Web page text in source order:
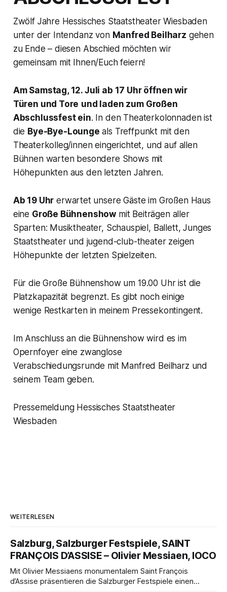
Zwölf Jahre Hessisches Staatstheater Wiesbaden
unter der Intendanz von Manfred Beilharz gehen
zu Ende – diesen Abschied möchten wir
gemeinsam mit Ihnen/Euch feiern!
Am Samstag, 12. Juli ab 17 Uhr öffnen wir
Türen und Tore und laden zum Großen
Abschlussfest ein. In den Theaterkolonnaden ist
die Bye-Bye-Lounge als Treffpunkt mit den
Theaterkolleg/innen eingerichtet, und auf allen
Bühnen warten besondere Shows mit
Höhepunkten aus den letzten Jahren.
Ab 19 Uhr erwartet unsere Gäste im Großen Haus
eine Große Bühnenshow mit Beiträgen aller
Sparten: Musiktheater, Schauspiel, Ballett, Junges
Staatstheater und jugend-club-theater zeigen
Höhepunkte der letzten Spielzeiten.
Für die Große Bühnenshow um 19.00 Uhr ist die
Platzkapazität begrenzt. Es gibt noch einige
wenige Restkarten in meinem Pressekontingent.
Im Anschluss an die Bühnenshow wird es im
Opernfoyer eine zwanglose
Verabschiedungsrunde mit Manfred Beilharz und
seinem Team geben.
Pressemeldung Hessisches Staatstheater
Wiesbaden
WEITERLESEN
Salzburg, Salzburger Festspiele, SAINT
FRANÇOIS D’ASSISE – Olivier Messiaen, IOCO
Mit Olivier Messiaens monumentalem Saint François
d’Assise präsentieren die Salzburger Festspiele einen